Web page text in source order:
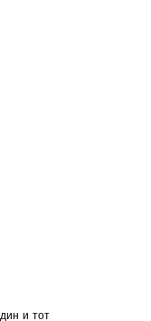
и тот